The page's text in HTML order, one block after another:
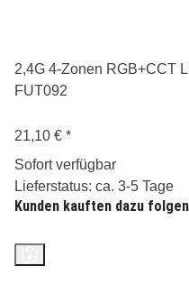
2,4G 4-Zonen RGB+CCT
FUT092
21,10 € *
Sofort verfügbar
Lieferstatus: ca. 3-5 Tage
Kunden kauften dazu